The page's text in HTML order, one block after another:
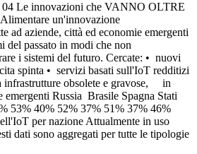
Le innovazioni che VANNO OLTRE
un'innovazione
ad aziende, città ed economie emergenti
del passato in modi che non
i sistemi del futuro. Cercate: • nuovi
spinta • servizi basati sull'IoT redditizi
infrastrutture obsolete e gravose, in
emergenti Russia Brasile Spagna Stati
53% 40% 52% 37% 51% 37% 46%
per nazione Attualmente in uso
dati sono aggregati per tutte le tipologie